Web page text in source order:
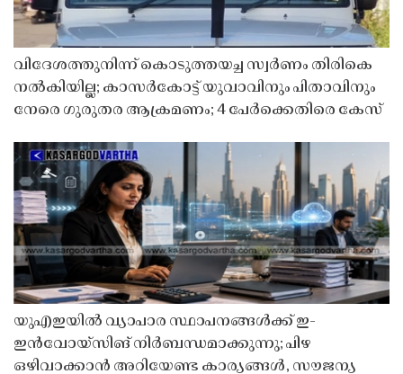
വിദേശത്തുനിന്ന് കൊടുത്തയച്ച സ്വർണം തിരികെ
നൽകിയില്ല; കാസർകോട്ട് യുവാവിനും പിതാവിനും
നേരെ ഗുരുതര ആക്രമണം; 4 പേർക്കെതിരെ കേസ്
യുഎഇയിൽ വ്യാപാര സ്ഥാപനങ്ങൾക്ക് ഇ-
ഇൻവോയ്സിങ് നിർബന്ധമാക്കുന്നു; പിഴ
ഒഴിവാക്കാൻ അറിയേണ്ട കാര്യങ്ങൾ, സൗജന്യ